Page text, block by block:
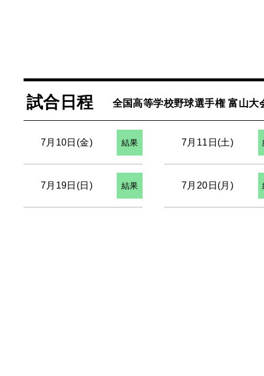
試合日程 全国高等学校野球選手権 富山大
7月10日(金) 結果 7月11日(土)
7月19日(日) 結果 7月20日(月)